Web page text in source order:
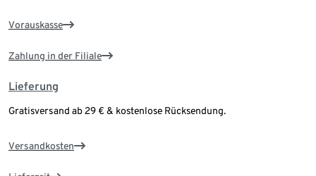
Vorauskasse
Zahlung in der Filiale
Lieferung
Gratisversand ab 29 € & kostenlose Rücksendung.
Versandkosten